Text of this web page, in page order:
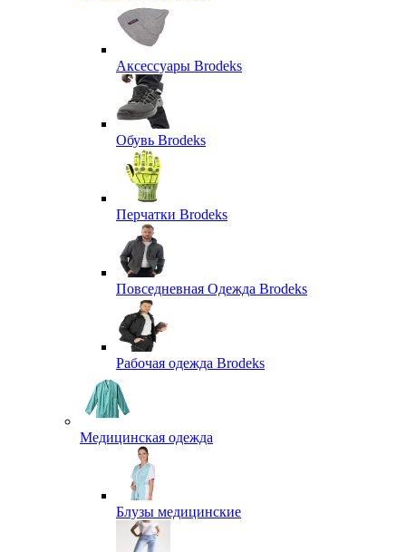
Аксессуары Brodeks
Обувь Brodeks
Перчатки Brodeks
Повседневная Одежда Brodeks
Рабочая одежда Brodeks
Медицинская одежда
Блузы медицинские